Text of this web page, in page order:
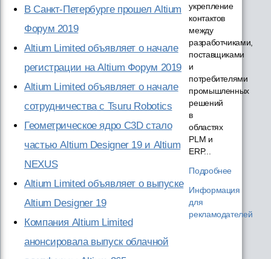
В Санкт-Петербурге прошел Altium
Форум 2019
Altium Limited объявляет о начале
регистрации на Altium Форум 2019
Altium Limited объявляет о начале
сотрудничества с Tsuru Robotics
Геометрическое ядро C3D стало
частью Altium Designer 19 и Altium
NEXUS
Altium Limited объявляет о выпуске
Altium Designer 19
Компания Altium Limited
анонсировала выпуск облачной
укрепление
контактов
между
разработчиками,
поставщиками
и
потребителями
промышленных
решений
в
областях
PLM и
ERP...
Подробнее
Информация
для
рекламодателей